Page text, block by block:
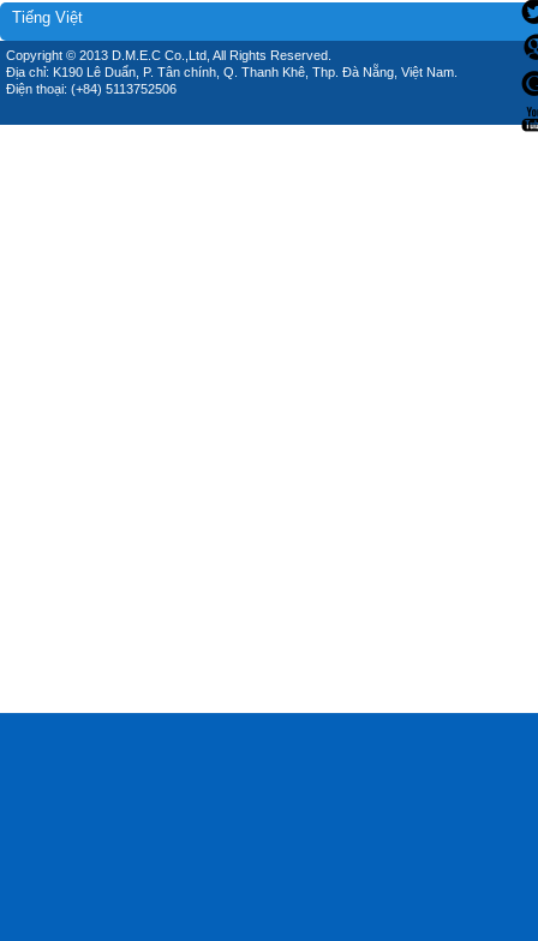
Tiếng Việt
Copyright © 2013 D.M.E.C Co.,Ltd, All Rights Reserved.
Địa chỉ: K190 Lê Duẩn, P. Tân chính, Q. Thanh Khê, Thp. Đà Nẵng, Việt Nam.
Điện thoại: (+84) 5113752506